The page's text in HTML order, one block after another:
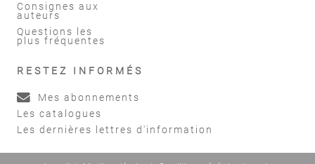
Consignes aux
auteurs
Questions les
plus fréquentes
RESTEZ INFORMÉS
Mes abonnements
Les catalogues
Les dernières lettres d'information